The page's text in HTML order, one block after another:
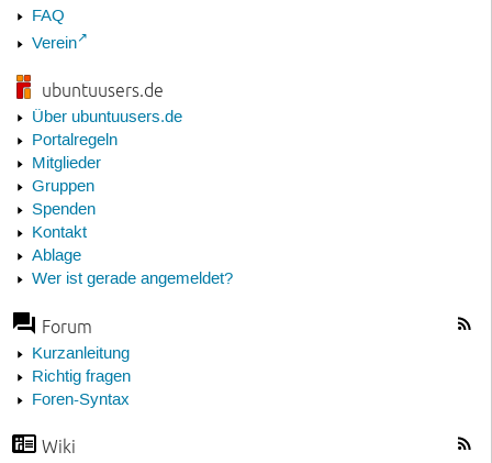
FAQ
Verein
ubuntuusers.de
Über ubuntuusers.de
Portalregeln
Mitglieder
Gruppen
Spenden
Kontakt
Ablage
Wer ist gerade angemeldet?
Forum
Kurzanleitung
Richtig fragen
Foren-Syntax
Wiki